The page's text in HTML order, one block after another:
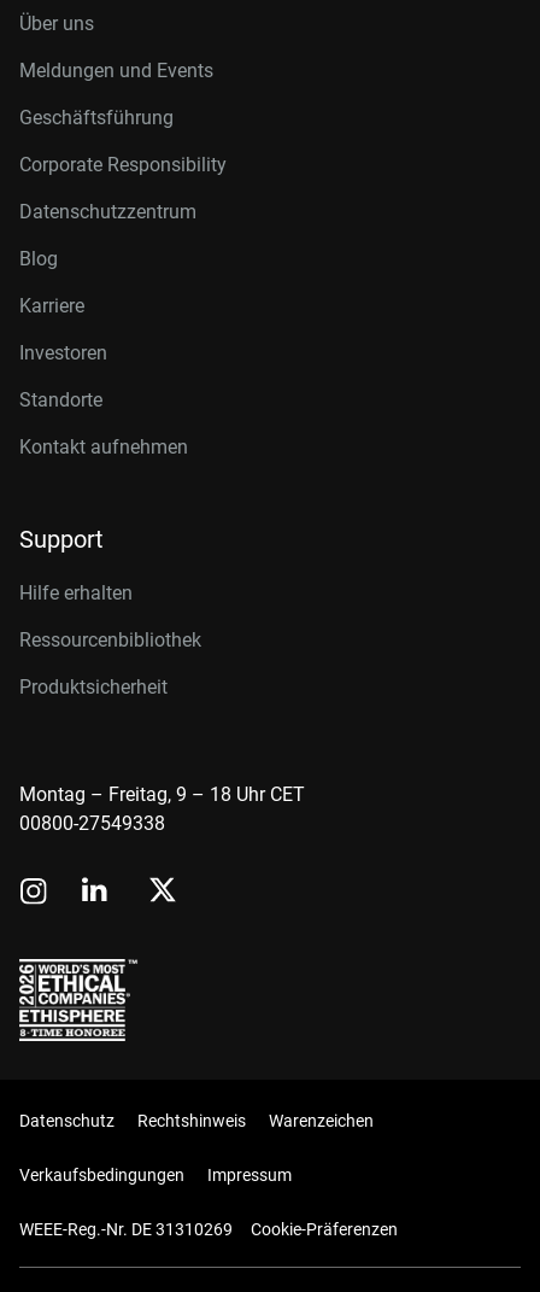
Über uns
Meldungen und Events
Geschäftsführung
Corporate Responsibility
Datenschutzzentrum
Blog
Karriere
Investoren
Standorte
Kontakt aufnehmen
Support
Hilfe erhalten
Ressourcenbibliothek
Produktsicherheit
Montag – Freitag, 9 – 18 Uhr CET
00800-27549338
Datenschutz Rechtshinweis Warenzeichen
Verkaufsbedingungen Impressum
WEEE-Reg.-Nr. DE 31310269 Cookie-Präferenzen